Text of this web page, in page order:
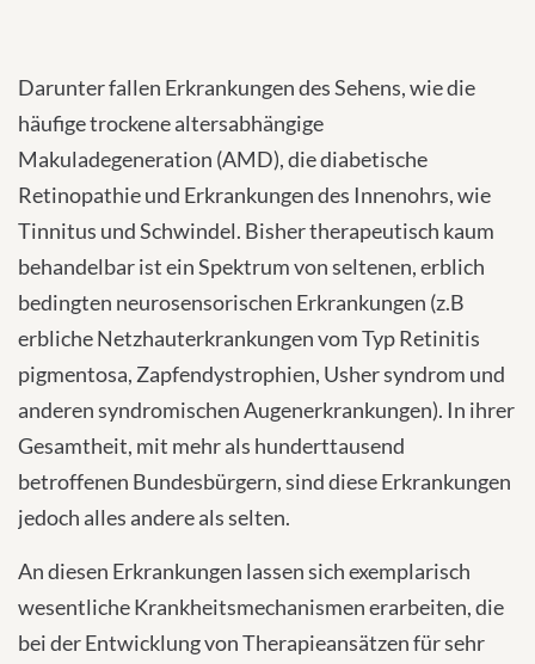
Darunter fallen Erkrankungen des Sehens, wie die
häufige trockene altersabhängige
Makuladegeneration (AMD), die diabetische
Retinopathie und Erkrankungen des Innenohrs, wie
Tinnitus und Schwindel. Bisher therapeutisch kaum
behandelbar ist ein Spektrum von seltenen, erblich
bedingten neurosensorischen Erkrankungen (z.B
erbliche Netzhauterkrankungen vom Typ Retinitis
pigmentosa, Zapfendystrophien, Usher syndrom und
anderen syndromischen Augenerkrankungen). In ihrer
Gesamtheit, mit mehr als hunderttausend
betroffenen Bundesbürgern, sind diese Erkrankungen
jedoch alles andere als selten.
An diesen Erkrankungen lassen sich exemplarisch
wesentliche Krankheitsmechanismen erarbeiten, die
bei der Entwicklung von Therapieansätzen für sehr